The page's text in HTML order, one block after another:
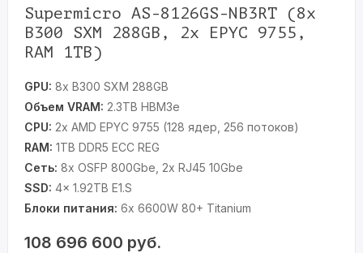
Supermicro AS-8126GS-NB3RT (8x
B300 SXM 288GB, 2x EPYC 9755,
RAM 1TB)
GPU: 8x B300 SXM 288GB
Объем VRAM: 2.3TB HBM3e
CPU: 2x AMD EPYC 9755 (128 ядер, 256 потоков)
RAM: 1TB DDR5 ECC REG
Сеть: 8x OSFP 800Gbe, 2x RJ45 10Gbe
SSD: 4x 1.92TB E1.S
Блоки питания: 6x 6600W 80+ Titanium
108 696 600 руб.